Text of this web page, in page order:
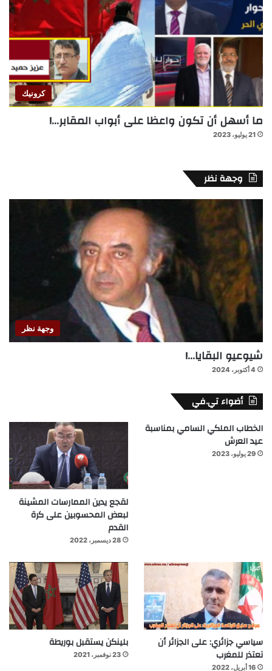
كرونيك
ما أسهل أن تكون واعظا على أبواب المقابر…!
21 يوليو، 2023
وجهة نظر
وجهة نظر
شيوعيو البقايا…!
4 أكتوبر، 2024
أضواء تي.في
الخطاب الملكي السامي بمناسبة
عيد العرش
29 يوليو، 2023
لقجع يدين الممارسات المشينة
لبعض المحسوبين على كرة
القدم
28 ديسمبر، 2022
سياسي جزائري: على الجزائر أن
تعتذر للمغرب
16 أبريل، 2022
بلينكن يستقبل بوريطة
23 نوفمبر، 2021